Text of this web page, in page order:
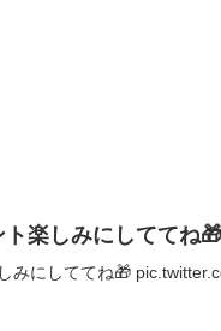
楽しみにしててね🎁
みにしててね🎁